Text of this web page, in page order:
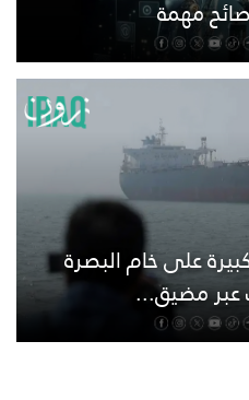
على خام البصرة
عبر مضيق...